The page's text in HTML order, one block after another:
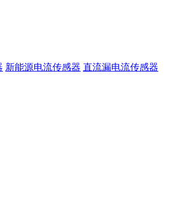
新能源电流传感器 直流漏电流传感器